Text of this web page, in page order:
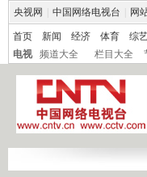
央视网 中国网络电视台 网
首页 新闻 经济 体育 综
电视
频道大全 栏目大全